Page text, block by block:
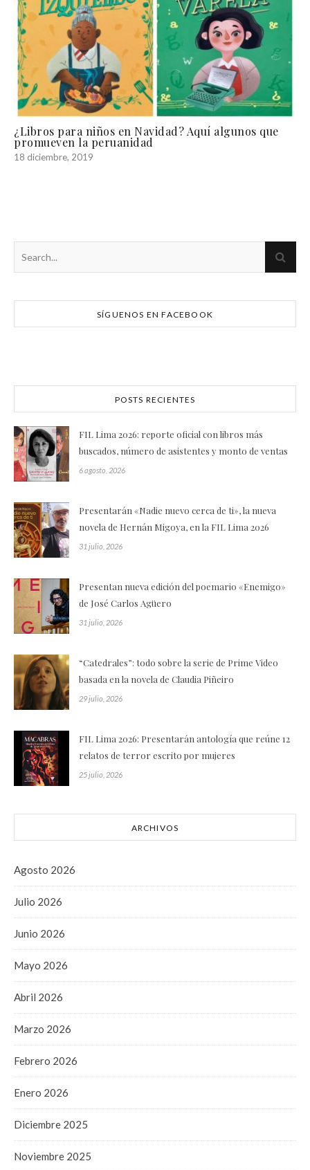
¿Libros para niños en Navidad? Aquí algunos que
promueven la peruanidad
18 diciembre, 2019
SÍGUENOS EN FACEBOOK
POSTS RECIENTES
FIL Lima 2026: reporte oficial con libros más
buscados, número de asistentes y monto de ventas
6 agosto, 2026
Presentarán «Nadie nuevo cerca de ti», la nueva
novela de Hernán Migoya, en la FIL Lima 2026
31 julio, 2026
Presentan nueva edición del poemario «Enemigo»
de José Carlos Agüero
31 julio, 2026
“Catedrales”: todo sobre la serie de Prime Video
basada en la novela de Claudia Piñeiro
29 julio, 2026
FIL Lima 2026: Presentarán antología que reúne 12
relatos de terror escrito por mujeres
25 julio, 2026
ARCHIVOS
Agosto 2026
Julio 2026
Junio 2026
Mayo 2026
Abril 2026
Marzo 2026
Febrero 2026
Enero 2026
Diciembre 2025
Noviembre 2025